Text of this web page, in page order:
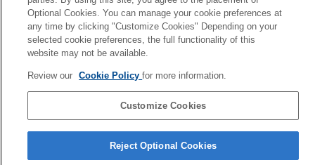
espacial e rastr. de cabeça)
Alterar a configuração de prioridade da
conexãoBLUETOOTH(Modo de qualidade
de som
Alterar a configuração de prioridade da
conexãoBLUETOOTH(Qualidade da
conexão Bluetooth)
Configuração doDSEE Extreme
(Compensação de longo alcance)
Configuração doDSEE HX(Compensação de
Página de seleção de idioma
4-730-255-66(1)
Optional Cookies. You can manage your cookie preferences at
any time by clicking "Customize Cookies" Depending on your
selected cookie preferences, the full functionality of this
website may not be available.
Review our Cookie Policyfor more information.
Customize Cookies
Reject Optional Cookies